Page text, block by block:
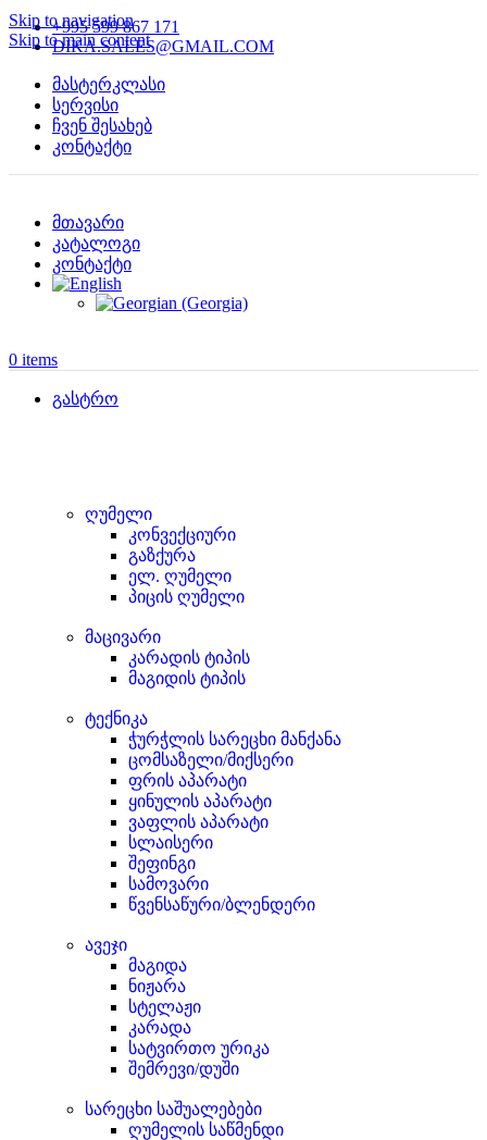
Skip to navigation
Skip to main content
+995 599 867 171
DIKA.SALES@GMAIL.COM
მასტერკლასი
სერვისი
ჩვენ შესახებ
კონტაქტი
მთავარი
კატალოგი
კონტაქტი
0 items
გასტრო
ღუმელი
კონვექციური
გაზქურა
ელ. ღუმელი
პიცის ღუმელი
მაცივარი
კარადის ტიპის
მაგიდის ტიპის
ტექნიკა
ჭურჭლის სარეცხი მანქანა
ცომსაზელი/მიქსერი
ფრის აპარატი
ყინულის აპარატი
ვაფლის აპარატი
სლაისერი
შეფინგი
სამოვარი
წვენსაწური/ბლენდერი
ავეჯი
მაგიდა
ნიჟარა
სტელაჟი
კარადა
სატვირთო ურიკა
შემრევი/დუში
სარეცხი საშუალებები
ღუმელის საწმენდი